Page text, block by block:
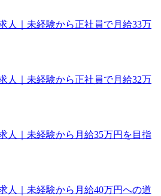
人｜未経験から正社員で月給33万
人｜未経験から正社員で月給32万
人｜未経験から月給35万円を目指
人｜未経験から月給40万円への道